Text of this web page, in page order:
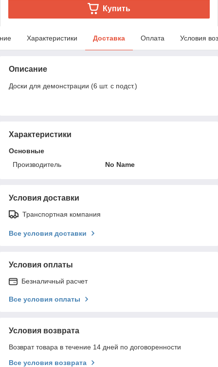
Купить
Характеристики Доставка Оплата Условия
Описание
Доски для демонстрации (6 шт. с подст.)
Характеристики
Основные
Производитель
No Name
Условия доставки
Транспортная компания
Все условия доставки
Условия оплаты
Безналичный расчет
Все условия оплаты
Условия возврата
Возврат товара в течение 14 дней по договоренности
Все условия возврата